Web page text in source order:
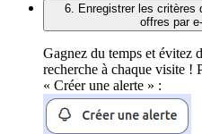
6. Enregistrer les critères
offres par
Gagnez du temps et évitez
recherche à chaque visite !
« Créer une alerte » :